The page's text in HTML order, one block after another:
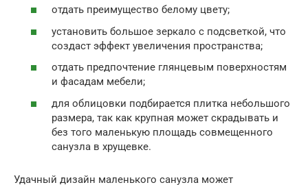
отдать преимущество белому цвету;
установить большое зеркало с подсветкой, что
создаст эффект увеличения пространства;
отдать предпочтение глянцевым поверхностям
и фасадам мебели;
для облицовки подбирается плитка небольшого
размера, так как крупная может скрадывать и
без того маленькую площадь совмещенного
санузла в хрущевке.
Удачный дизайн маленького санузла может